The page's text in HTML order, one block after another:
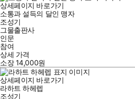
상세페이지 바로가기
소통과 설득의 달인 맹자
조성기
그물출판사
인문
참여
상세 가격
소장14,000원
상세페이지 바로가기
라하트 하헤렙
조성기